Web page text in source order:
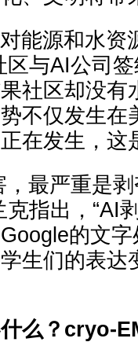
能源和水资
区与AI公司
社区却没有
不仅发生在
在发生，这
，最严重是
克指出，“AI
的文
生们的表达
么？cryo-